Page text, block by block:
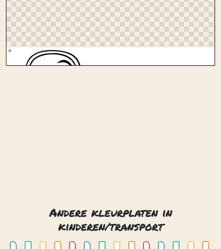
Andere kleurplaten in
kinderen/transport